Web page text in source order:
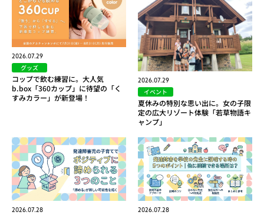
2026.07.29
グッズ
コップで飲む練習に。大人気
b.box「360カップ」に待望の「く
すみカラー」が新登場！
2026.07.29
イベント
夏休みの特別な思い出に。女の子限
定の広大リゾート体験「若草物語キ
ャンプ」
2026.07.28 2026.07.28